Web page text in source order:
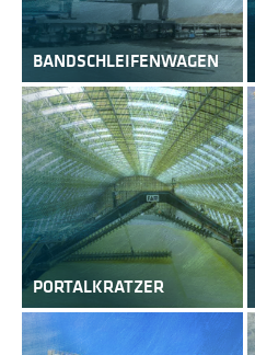
BANDSCHLEIFEN­WAGEN
PORTALKRATZER